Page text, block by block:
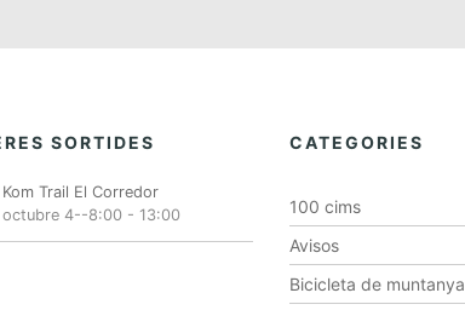
SORTIDES
Kom Trail El Corredor
octubre 4--8:00- 13:00
CATEGORIES
100 cims
Avisos
Bicicleta de muntanya